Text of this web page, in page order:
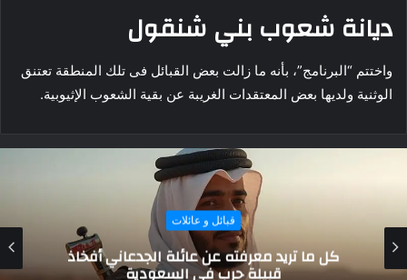
ديانة شعوب بني شنقول
واختتم “البرنامج”، بأنه ما زالت بعض القبائل فى تلك المنطقة تعتنق
الوثنية ولديها بعض المعتقدات الغريبة عن بقية الشعوب الإثيوبية.
قبائل و عائلات
قبيلة شمر.. تاريخ عريق وإنحازات لا تمحى